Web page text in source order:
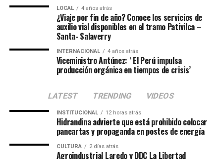
LOCAL 4 años atrás
¿Viaje por fin de año? Conoce los servicios de
auxilio vial disponibles en el tramo Pativilca –
Santa- Salaverry
INTERNACIONAL 4 años atrás
Viceministro Antúnez: ‘ El Perú impulsa
producción orgánica en tiempos de crisis’
LATEST TRENDING VIDEOS
INSTITUCIONAL 12 horas atrás
Hidrandina advierte que está prohibido colocar
pancartas y propaganda en postes de energía
CULTURA 2 días atrás
Agroindustrial Laredo y DDC La Libertad